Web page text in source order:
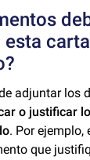
esta
adjuntar los
o justificar
. Por ejemplo,
que